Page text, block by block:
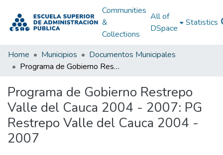
Communities
&
Collections
All of
DSpace
Statistics
Home Municipios
Documentos Municipales
Programa de Gobierno Restrepo Valle del Cauca 2004 - 2007: PG Restrepo Valle del Cauca 2004 - 2007
Programa de Gobierno Restrepo
Valle del Cauca 2004 - 2007: PG
Restrepo Valle del Cauca 2004 -
2007